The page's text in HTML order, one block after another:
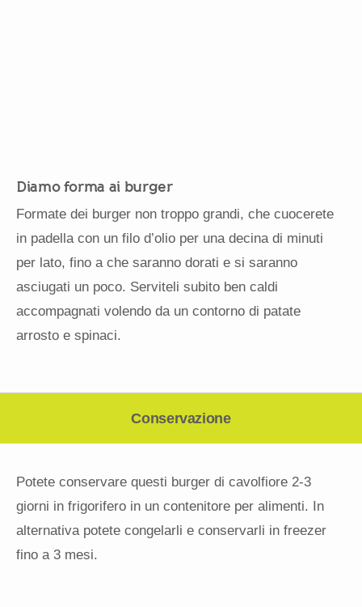
Diamo forma ai burger
Formate dei burger non troppo grandi, che cuocerete
in padella con un filo d’olio per una decina di minuti
per lato, fino a che saranno dorati e si saranno
asciugati un poco. Serviteli subito ben caldi
accompagnati volendo da un contorno di patate
arrosto e spinaci.
Conservazione
Potete conservare questi burger di cavolfiore 2-3
giorni in frigorifero in un contenitore per alimenti. In
alternativa potete congelarli e conservarli in freezer
fino a 3 mesi.